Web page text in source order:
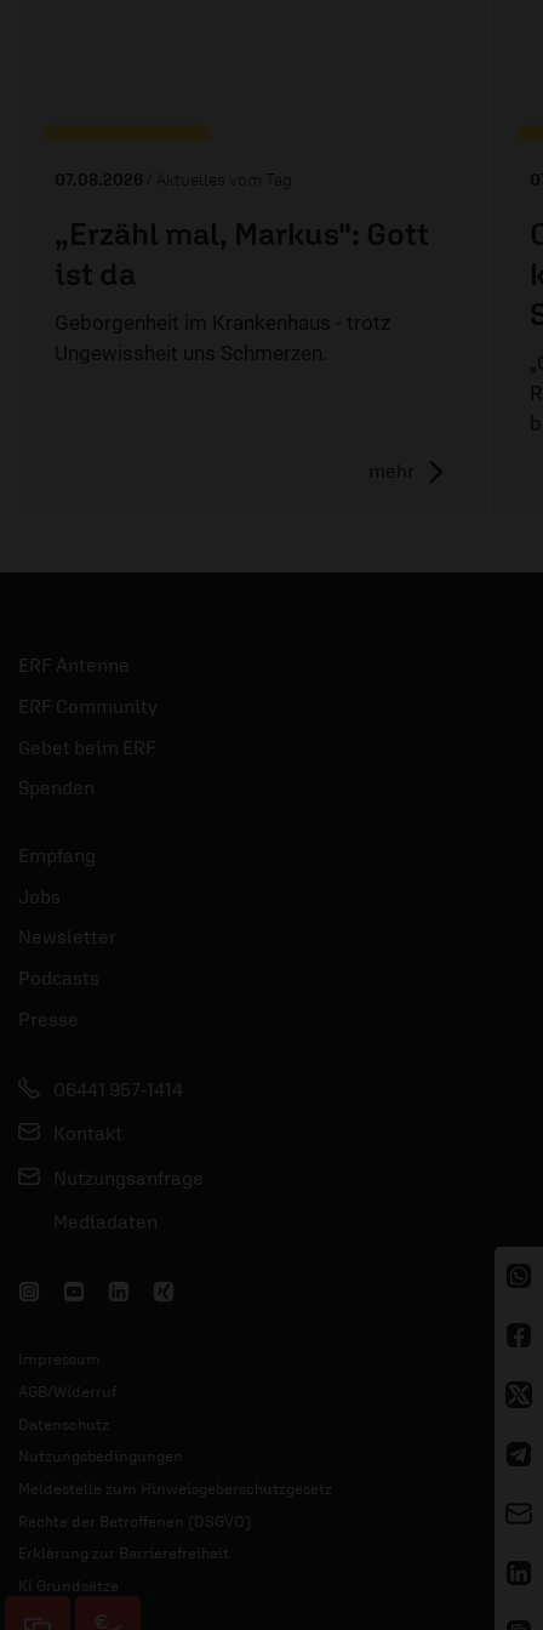
07.08.2026 / Aktuelles vom Tag
„Erzähl mal, Markus": Gott
ist da
Geborgenheit im Krankenhaus - trotz
Ungewissheit uns Schmerzen.
mehr
ERF Antenne
ERF Community
Gebet beim ERF
Spenden
Empfang
Jobs
Newsletter
Podcasts
Presse
06441 957-1414
Kontakt
Nutzungsanfrage
Mediadaten
Impressum
AGB/Widerruf
Datenschutz
Nutzungsbedingungen
Meldestelle zum Hinweisgeberschutzgesetz
Rechte der Betroffenen (DSGVO)
Erklärung zur Barrierefreiheit
KI Grundsätze